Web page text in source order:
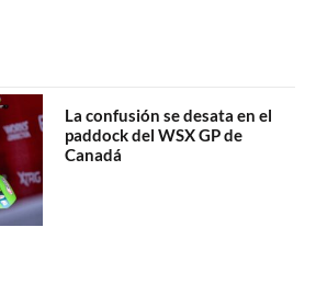
La confusión se desata en el
paddock del WSX GP de
Canadá